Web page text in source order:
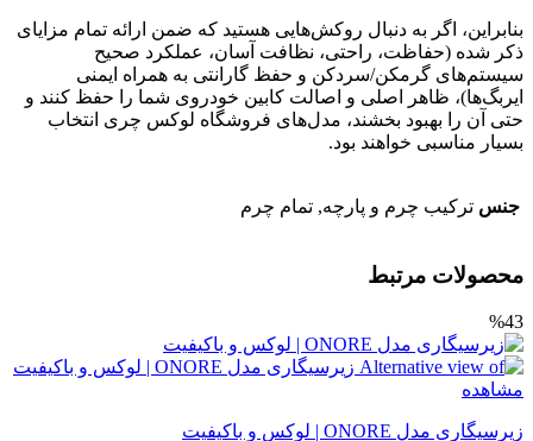
بنابراین، اگر به دنبال روکش‌هایی هستید که ضمن ارائه تمام مزایای
ذکر شده (حفاظت، راحتی، نظافت آسان، عملکرد صحیح
سیستم‌های گرمکن/سردکن و حفظ گارانتی به همراه ایمنی
ایربگ‌ها)، ظاهر اصلی و اصالت کابین خودروی شما را حفظ کنند و
حتی آن را بهبود بخشند، مدل‌های فروشگاه لوکس چری انتخاب
بسیار مناسبی خواهند بود.
جنس ترکیب چرم و پارچه, تمام چرم
محصولات مرتبط
%43
مشاهده
زیرسیگاری مدل ONORE | لوکس و باکیفیت